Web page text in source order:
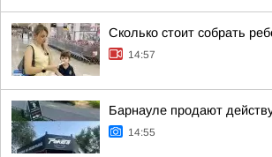
Сколько стоит собрать
14:57
Барнауле продают
14:55